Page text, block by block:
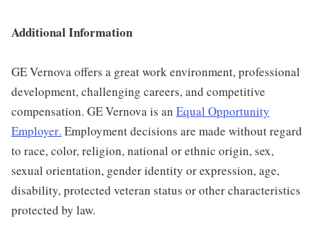
Additional Information
GE Vernova offers a great work environment, professional
development, challenging careers, and competitive
compensation. GE Vernova is an Equal Opportunity
Employer. Employment decisions are made without regard
to race, color, religion, national or ethnic origin, sex,
sexual orientation, gender identity or expression, age,
disability, protected veteran status or other characteristics
protected by law.